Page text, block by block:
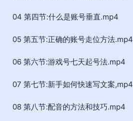
04 第四节:什么是账号垂直.mp4
05 第五节:正确的账号走位方法.mp4
06 第六节:游戏号七天起号法.mp4
07 第七节:新手如何快速写文案,mp4
08 第八节:配音的方法和技巧.mp4